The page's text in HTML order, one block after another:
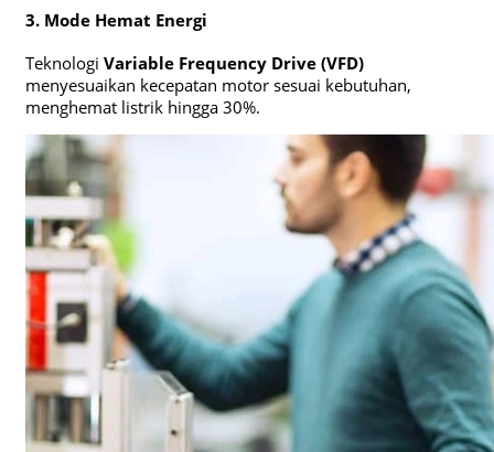
3. Mode Hemat Energi
Teknologi Variable Frequency Drive (VFD)
menyesuaikan kecepatan motor sesuai kebutuhan,
menghemat listrik hingga 30%.